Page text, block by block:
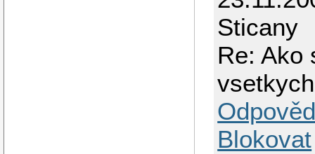
Sticany
Re: Ako
Blokovat